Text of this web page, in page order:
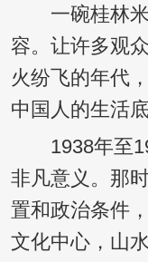
一碗桂林米
容。让许多观
火纷飞的年代
中国人的生活
1938年至
非凡意义。那
置和政治条件
文化中心，山